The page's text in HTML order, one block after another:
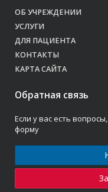
ОБ УЧРЕЖДЕНИИ
УСЛУГИ
ДЛЯ ПАЦИЕНТА
КОНТАКТЫ
КАРТА САЙТА
Обратная связь
Если у вас есть
форму